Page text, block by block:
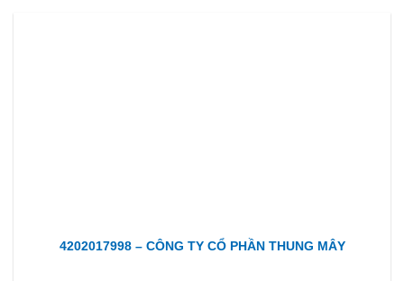
4202017998 – CÔNG TY CỔ PHẦN THUNG MÂY